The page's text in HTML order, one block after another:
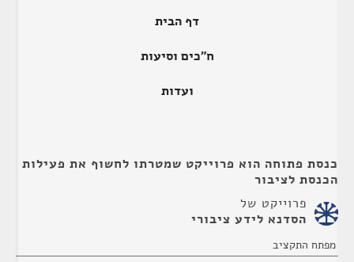
דף הבית
ח"כים וסיעות
ועדות
כנסת פתוחה הוא פרוייקט שמטרתו לחשוף את פעילות
הכנסת לציבור
פרוייקט של
הסדנא לידע ציבורי
מפתח התקציב